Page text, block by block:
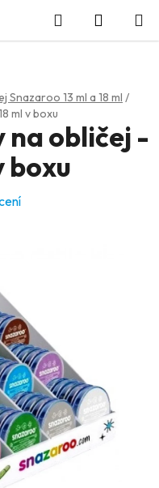
Hledat
KOŠÍK
Snazaroo 13 ml a 18 ml /
ml v boxu
na obličej -
boxu